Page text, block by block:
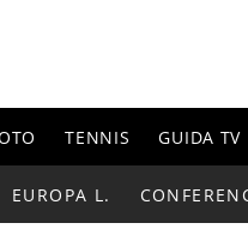
TENNIS GUIDA TV
EUROPA L.